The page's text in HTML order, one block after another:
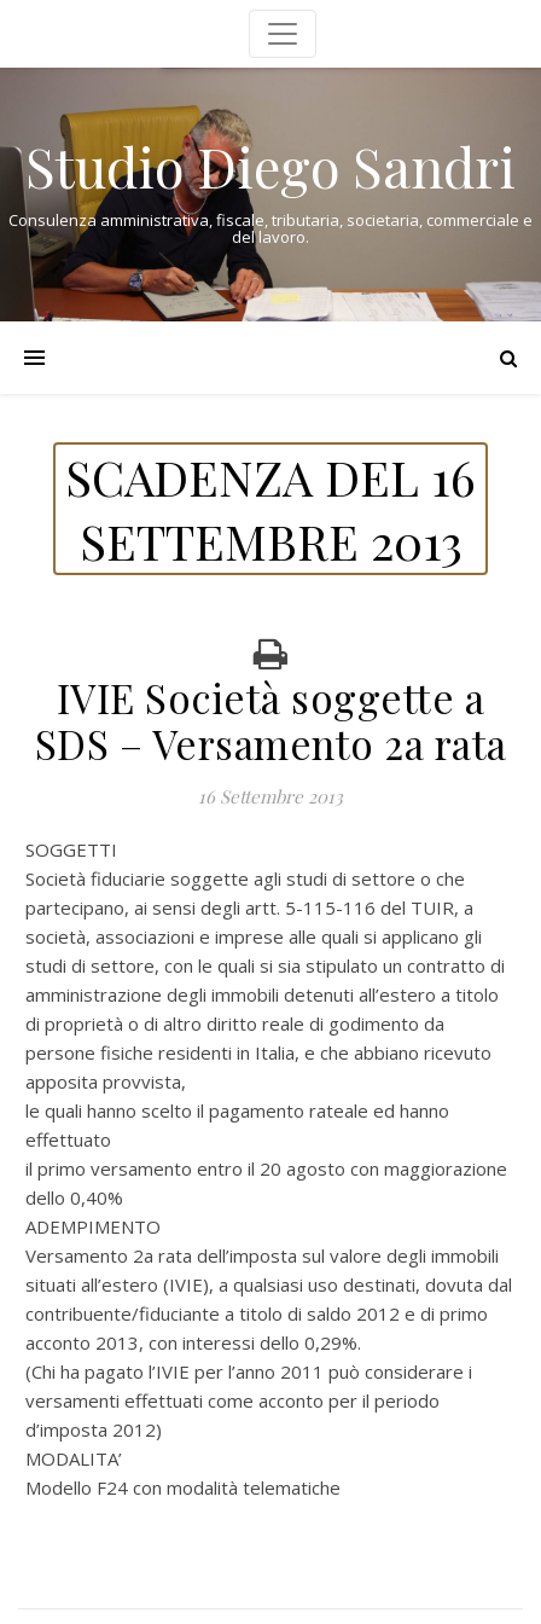
Studio Diego Sandri
Consulenza amministrativa, fiscale, tributaria, societaria, commerciale e
del lavoro.
SCADENZA DEL 16
SETTEMBRE 2013
IVIE Società soggette a
SDS – Versamento 2a rata
16 Settembre 2013
SOGGETTI
Società fiduciarie soggette agli studi di settore o che
partecipano, ai sensi degli artt. 5-115-116 del TUIR, a
società, associazioni e imprese alle quali si applicano gli
studi di settore, con le quali si sia stipulato un contratto di
amministrazione degli immobili detenuti all’estero a titolo
di proprietà o di altro diritto reale di godimento da
persone fisiche residenti in Italia, e che abbiano ricevuto
apposita provvista,
le quali hanno scelto il pagamento rateale ed hanno
effettuato
il primo versamento entro il 20 agosto con maggiorazione
dello 0,40%
ADEMPIMENTO
Versamento 2a rata dell’imposta sul valore degli immobili
situati all’estero (IVIE), a qualsiasi uso destinati, dovuta dal
contribuente/fiduciante a titolo di saldo 2012 e di primo
acconto 2013, con interessi dello 0,29%.
(Chi ha pagato l’IVIE per l’anno 2011 può considerare i
versamenti effettuati come acconto per il periodo
d’imposta 2012)
MODALITA’
Modello F24 con modalità telematiche